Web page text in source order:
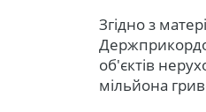
Згідно з
об'єктів
мільйона